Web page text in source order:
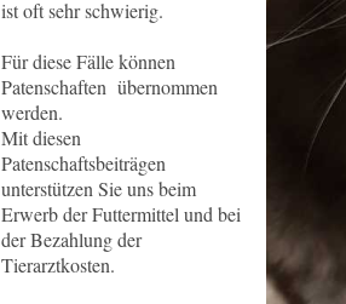
ist oft sehr schwierig.
Für diese Fälle können
Patenschaften übernommen
werden.
Mit diesen
Patenschaftsbeiträgen
unterstützen Sie uns beim
Erwerb der Futtermittel und bei
der Bezahlung der
Tierarztkosten.